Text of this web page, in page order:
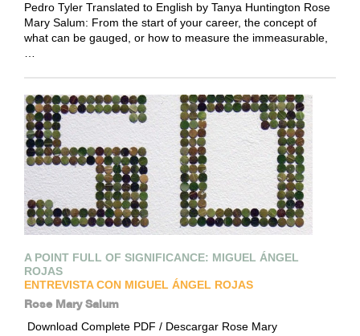
Pedro Tyler Translated to English by Tanya Huntington Rose
Mary Salum: From the start of your career, the concept of
what can be gauged, or how to measure the immeasurable,
…
A POINT FULL OF SIGNIFICANCE: MIGUEL ÁNGEL
ROJAS
ENTREVISTA CON MIGUEL ÁNGEL ROJAS
Rose Mary Salum
Download Complete PDF / Descargar Rose Mary